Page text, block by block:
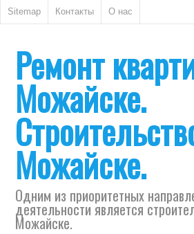
Sitemap Контакты О нас
Ремонт
Можайске.
Можайске.
Одним из приоритетных
деятельности является
Можайске.